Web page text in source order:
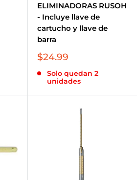
ELIMINADORAS RUSOH
- Incluye llave de
cartucho y llave de
barra
Precio
venta
$24.99
Solo quedan 2
unidades